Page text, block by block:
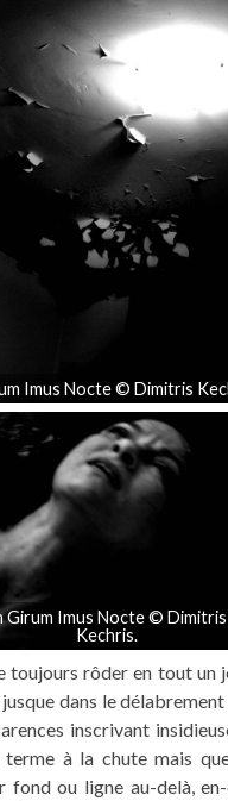
Imus Nocte © Dimitris
Girum Imus Nocte © Dimitris
Kechris.
rôder en tout un
dans le
inscrivant
terme à la chute mais
ou ligne au-delà,